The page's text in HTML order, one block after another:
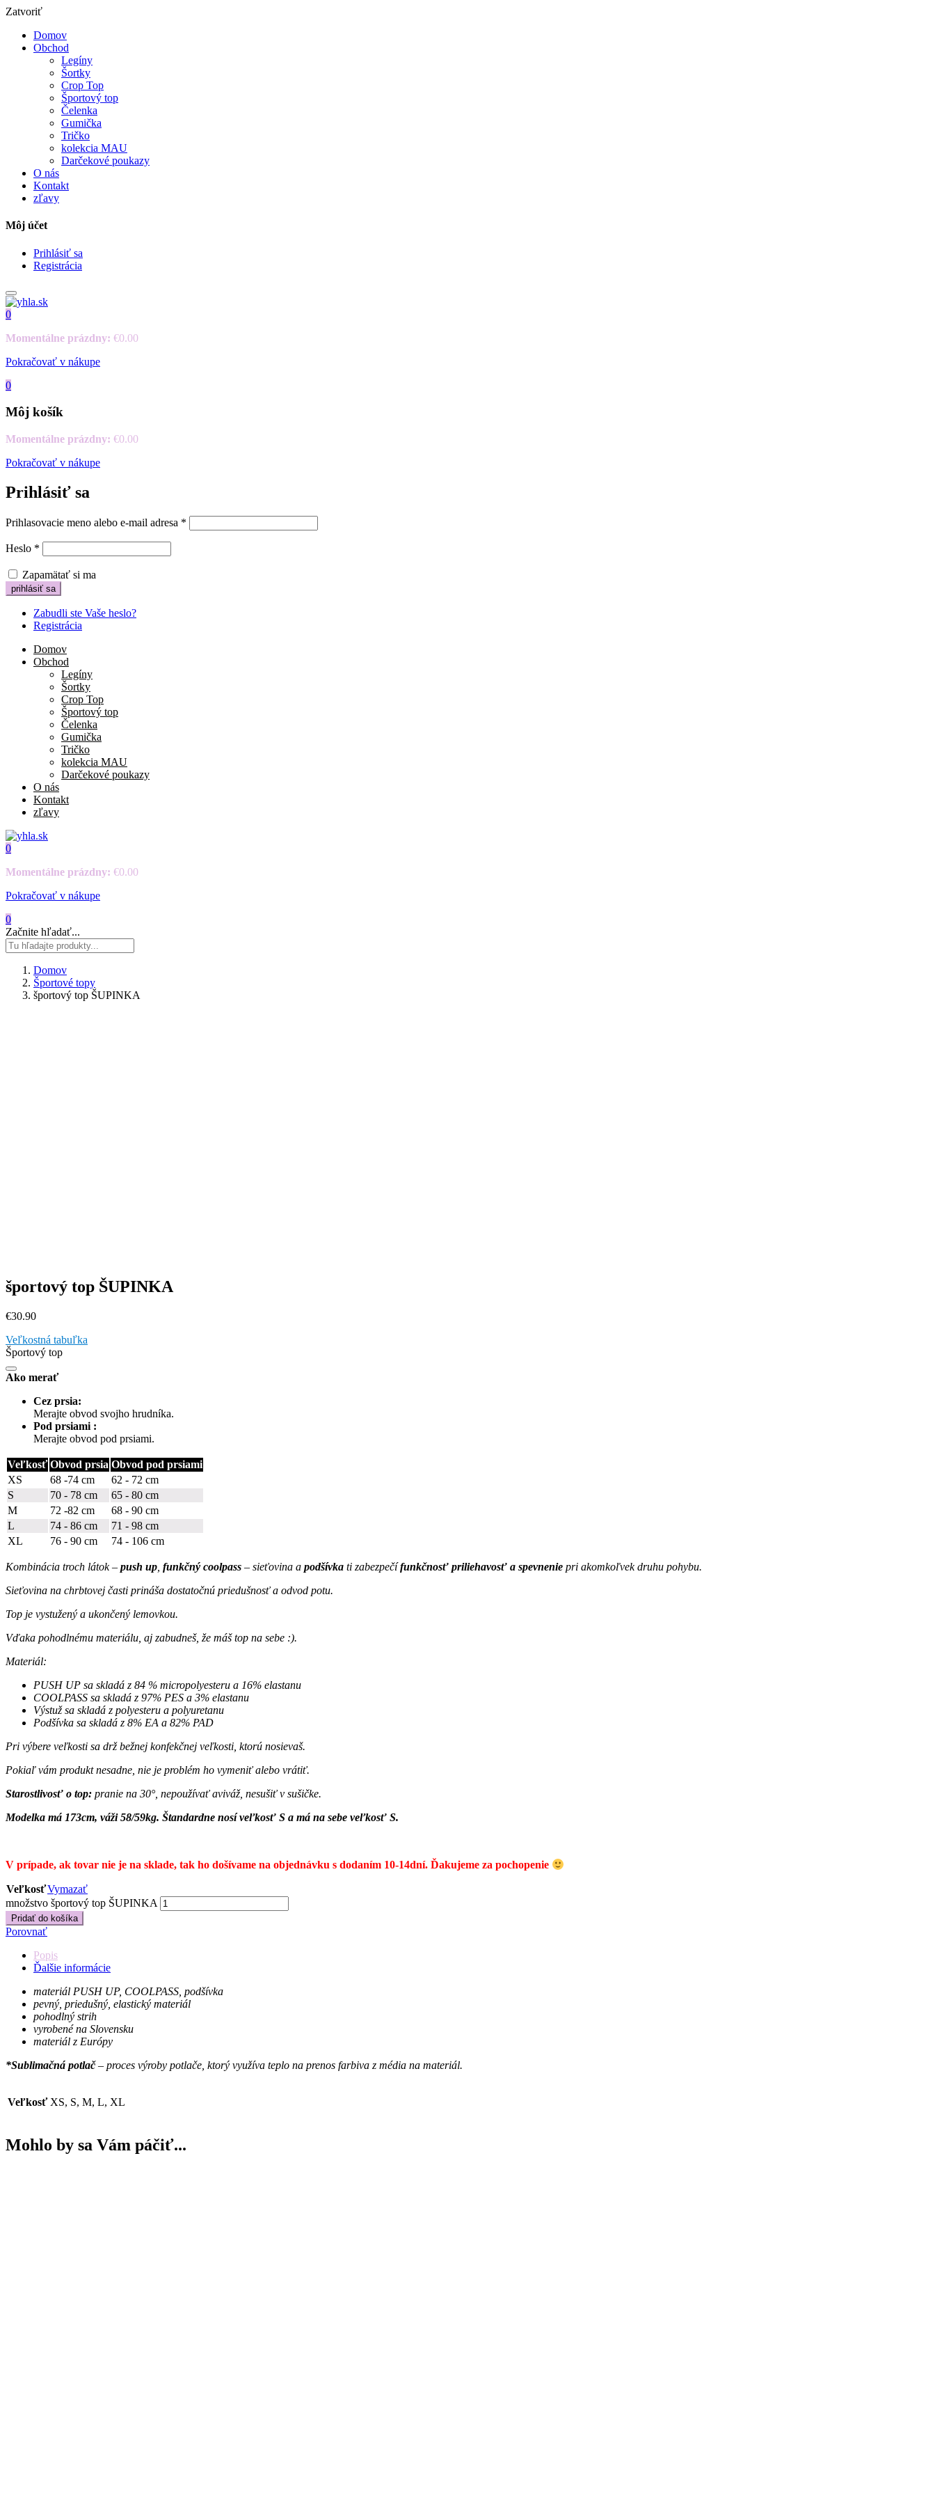
Zatvoriť
Domov
Obchod
Legíny
Šortky
Crop Top
Športový top
Čelenka
Gumička
Tričko
kolekcia MAU
Darčekové poukazy
O nás
Kontakt
zľavy
Môj účet
Prihlásiť sa
Registrácia
0
Momentálne prázdny: €0.00
Pokračovať v nákupe
0
Môj košík
Momentálne prázdny: €0.00
Pokračovať v nákupe
Prihlásiť sa
Prihlasovacie meno alebo e-mail adresa *
Heslo *
Zapamätať si ma
Zabudli ste Vaše heslo?
Registrácia
Domov
Obchod
Legíny
Šortky
Crop Top
Športový top
Čelenka
Gumička
Tričko
kolekcia MAU
Darčekové poukazy
O nás
Kontakt
zľavy
0
Momentálne prázdny: €0.00
Pokračovať v nákupe
0
Začnite hľadať...
Domov
Športové topy
športový top ŠUPINKA
športový top ŠUPINKA
€30.90
Veľkostná tabuľka
Športový top
Ako merať
Cez prsia:
Merajte obvod svojho hrudníka.
Pod prsiami :
Merajte obvod pod prsiami.
Veľkosť Obvod prsia Obvod pod prsiami
XS
68 -74 cm
62 - 72 cm
S
70 - 78 cm
65 - 80 cm
M
72 -82 cm
68 - 90 cm
L
74 - 86 cm
71 - 98 cm
XL
76 - 90 cm 74 - 106 cm
Kombinácia troch látok – push up funkčný coolpass – sieťovina a podšívka ti zabezpečífunkčnosť priliehavosť a spevnenie pri akomkoľvek druhu pohybu.
Sieťovina na chrbtovej časti prináša dostatočnú priedušnosť a odvod potu.
Top je vystužený a ukončený lemovkou.
Vďaka pohodlnému materiálu, aj zabudneš, že máš top na sebe :).
Materiál:
PUSH UP sa skladá z 84 % micropolyesteru a 16% elastanu
COOLPASS sa skladá z 97% PES a 3% elastanu
Výstuž sa skladá z polyesteru a polyuretanu
Podšívka sa skladá z 8% EA a 82% PAD
Pri výbere veľkosti sa drž bežnej konfekčnej veľkosti, ktorú nosievaš.
Pokiaľ vám produkt nesadne, nie je problém ho vymeniť alebo vrátiť.
Starostlivosť o top: pranie na 30°, nepoužívať aviváž, nesušiť v sušičke.
Modelka má 173cm, váži 58/59kg. Štandardne nosí veľkosť S a má na sebe veľkosť S.
V prípade, ak tovar nie je na sklade, tak ho došívame na objednávku s dodaním 10-14dní. Ďakujeme za pochopenie
VeľkosťVymazať
množstvo športový top ŠUPINKA
Pridať do košíka
Porovnať
Popis
Ďalšie informácie
materiál PUSH UP, COOLPASS, podšívka
pevný, priedušný, elastický materiál
pohodlný strih
vyrobené na Slovensku
materiál z Európy
*Sublimačná potlač– proces výroby potlače, ktorý využíva teplo na prenos farbiva z média na materiál.
Veľkosť XS, S, M, L, XL
Mohlo by sa Vám páčiť...